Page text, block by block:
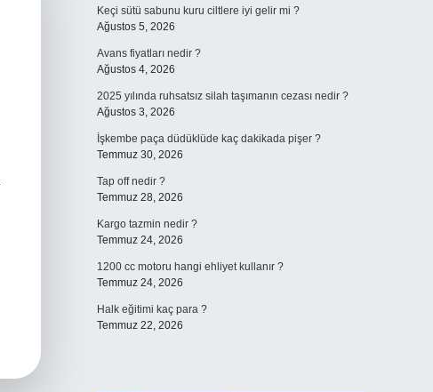
Keçi sütü sabunu kuru ciltlere iyi gelir mi ?
Ağustos 5, 2026
Avans fiyatları nedir ?
Ağustos 4, 2026
2025 yılında ruhsatsız silah taşımanın cezası nedir ?
Ağustos 3, 2026
İşkembe paça düdüklüde kaç dakikada pişer ?
Temmuz 30, 2026
Tap off nedir ?
Temmuz 28, 2026
Kargo tazmin nedir ?
Temmuz 24, 2026
1200 cc motoru hangi ehliyet kullanır ?
Temmuz 24, 2026
Halk eğitimi kaç para ?
Temmuz 22, 2026